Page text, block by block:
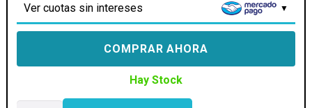
Ver cuotas sin intereses
COMPRAR AHORA
Hay Stock